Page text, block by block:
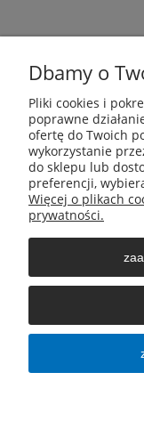
Dbamy o
Pliki cookies i
poprawne
ofertę do Twoich
wykorzystanie
do sklepu lub
preferencji,
Więcej o plikach
prywatności.